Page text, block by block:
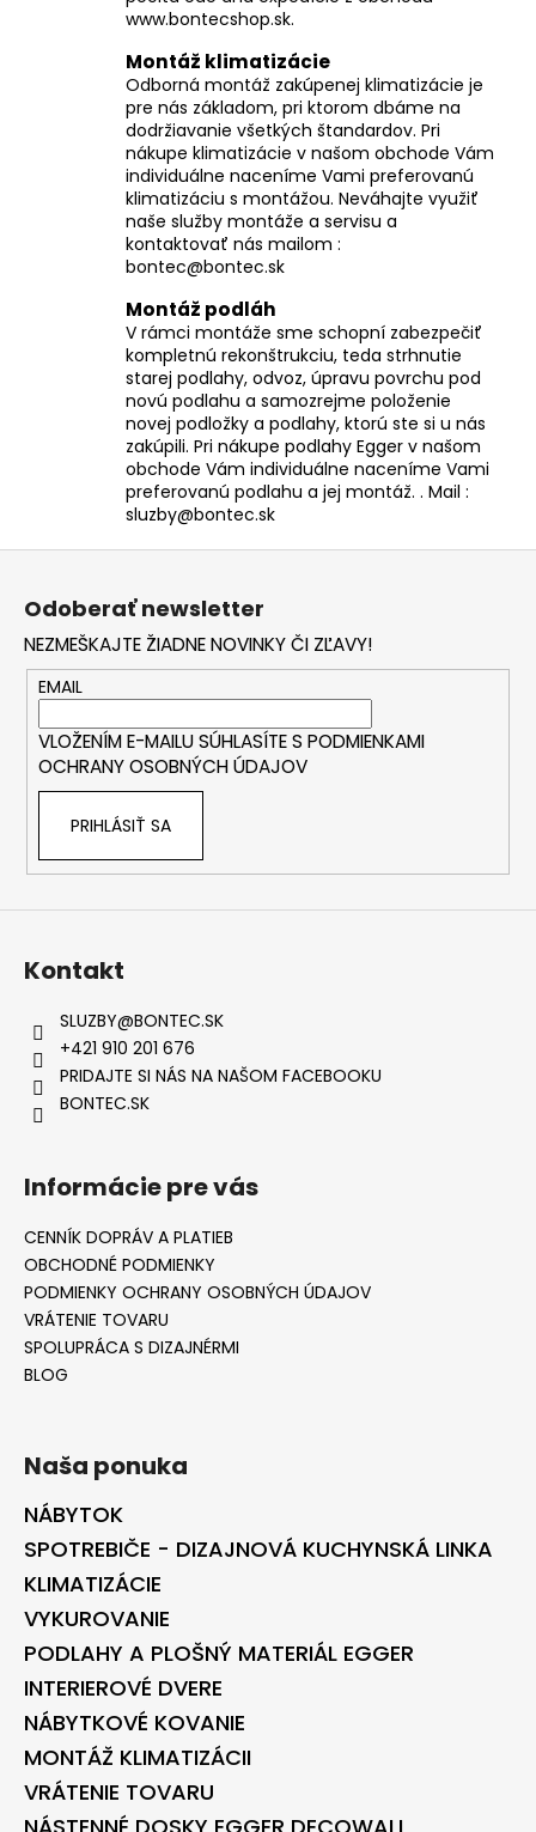
www.bontecshop.sk.
Montáž klimatizácie
Odborná montáž zakúpenej klimatizácie je
pre nás základom, pri ktorom dbáme na
dodržiavanie všetkých štandardov. Pri
nákupe klimatizácie v našom obchode Vám
individuálne naceníme Vami preferovanú
klimatizáciu s montážou. Neváhajte využiť
naše služby montáže a servisu a
kontaktovať nás mailom :
bontec@bontec.sk
Montáž podláh
V rámci montáže sme schopní zabezpečiť
kompletnú rekonštrukciu, teda strhnutie
starej podlahy, odvoz, úpravu povrchu pod
novú podlahu a samozrejme položenie
novej podložky a podlahy, ktorú ste si u nás
zakúpili. Pri nákupe podlahy Egger v našom
obchode Vám individuálne naceníme Vami
preferovanú podlahu a jej montáž. . Mail :
sluzby@bontec.sk
Odoberať newsletter
NEZMEŠKAJTE ŽIADNE NOVINKY ČI ZĽAVY!
EMAIL
VLOŽENÍM E-MAILU SÚHLASÍTE S PODMIENKAMI
OCHRANY OSOBNÝCH ÚDAJOV
PRIHLÁSIŤ SA
Kontakt
SLUZBY@BONTEC.SK
+421 910 201 676
PRIDAJTE SI NÁS NA NAŠOM FACEBOOKU
BONTEC.SK
Informácie pre vás
CENNÍK DOPRÁV A PLATIEB
OBCHODNÉ PODMIENKY
PODMIENKY OCHRANY OSOBNÝCH ÚDAJOV
VRÁTENIE TOVARU
SPOLUPRÁCA S DIZAJNÉRMI
BLOG
Naša ponuka
NÁBYTOK
SPOTREBIČE - DIZAJNOVÁ KUCHYNSKÁ LINKA
KLIMATIZÁCIE
VYKUROVANIE
PODLAHY A PLOŠNÝ MATERIÁL EGGER
INTERIEROVÉ DVERE
NÁBYTKOVÉ KOVANIE
MONTÁŽ KLIMATIZÁCII
VRÁTENIE TOVARU